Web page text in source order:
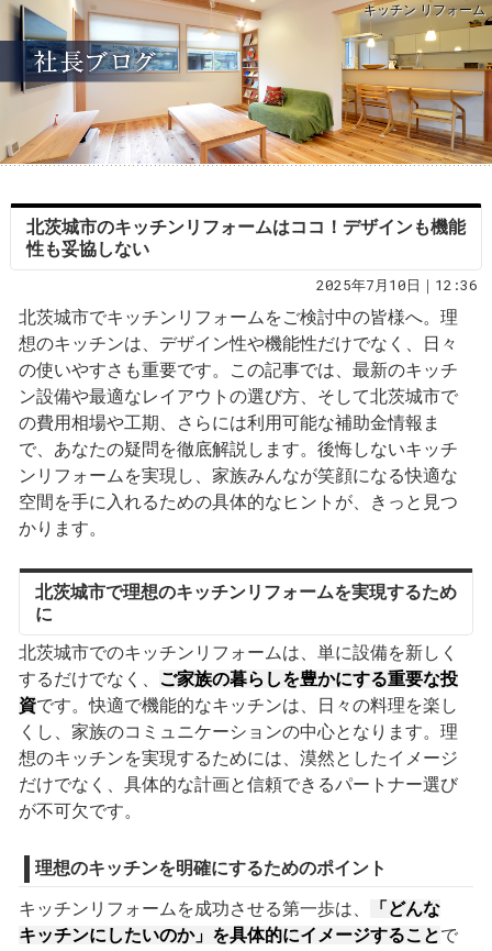
キッチン リフォーム
北茨城市のキッチンリフォームはココ！デザインも機能
性も妥協しない
2025年7月10日｜12:36
北茨城市でキッチンリフォームをご検討中の皆様へ。理
想のキッチンは、デザイン性や機能性だけでなく、日々
の使いやすさも重要です。この記事では、最新のキッチ
ン設備や最適なレイアウトの選び方、そして北茨城市で
の費用相場や工期、さらには利用可能な補助金情報ま
で、あなたの疑問を徹底解説します。後悔しないキッチ
ンリフォームを実現し、家族みんなが笑顔になる快適な
空間を手に入れるための具体的なヒントが、きっと見つ
かります。
北茨城市で理想のキッチンリフォームを実現するため
に
北茨城市でのキッチンリフォームは、単に設備を新しく
するだけでなく、 ご家族の暮らしを豊かにする重要な投
資です。快適で機能的なキッチンは、日々の料理を楽し
くし、家族のコミュニケーションの中心となります。理
想のキッチンを実現するためには、漠然としたイメージ
だけでなく、具体的な計画と信頼できるパートナー選び
が不可欠です。
理想のキッチンを明確にするためのポイント
キッチンリフォームを成功させる第一歩は、
「どんな
キッチンにしたいのか」を具体的にイメージすることで